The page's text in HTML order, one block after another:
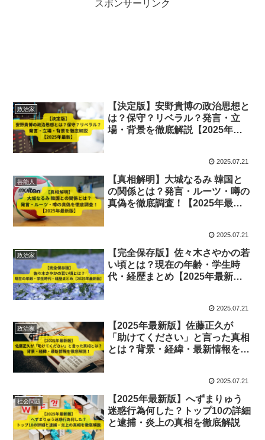
スポンサーリンク
政治家
【決定版】安野貴博の政治思想と
は？保守？リベラル？発言・立
場・背景を徹底解説【2025年最
2025.07.21
芸能人
【真相解明】大城なるみ 韓国と
の関係とは？発言・ルーツ・噂の
真偽を徹底調査！【2025年最新
2025.07.21
政治家
【完全保存版】佐々木さやかの若
い頃とは？現在の年齢・学生時
代・経歴まとめ【2025年最新
2025.07.21
政治家
【2025年最新版】佐藤正久が
「助けてください」と言った真相
とは？背景・経緯・最新情報を徹
2025.07.21
社会問題
【2025年最新版】へずまりゅう
迷惑行為何した？トップ10の詳細
と逮捕・炎上の真相を徹底解説